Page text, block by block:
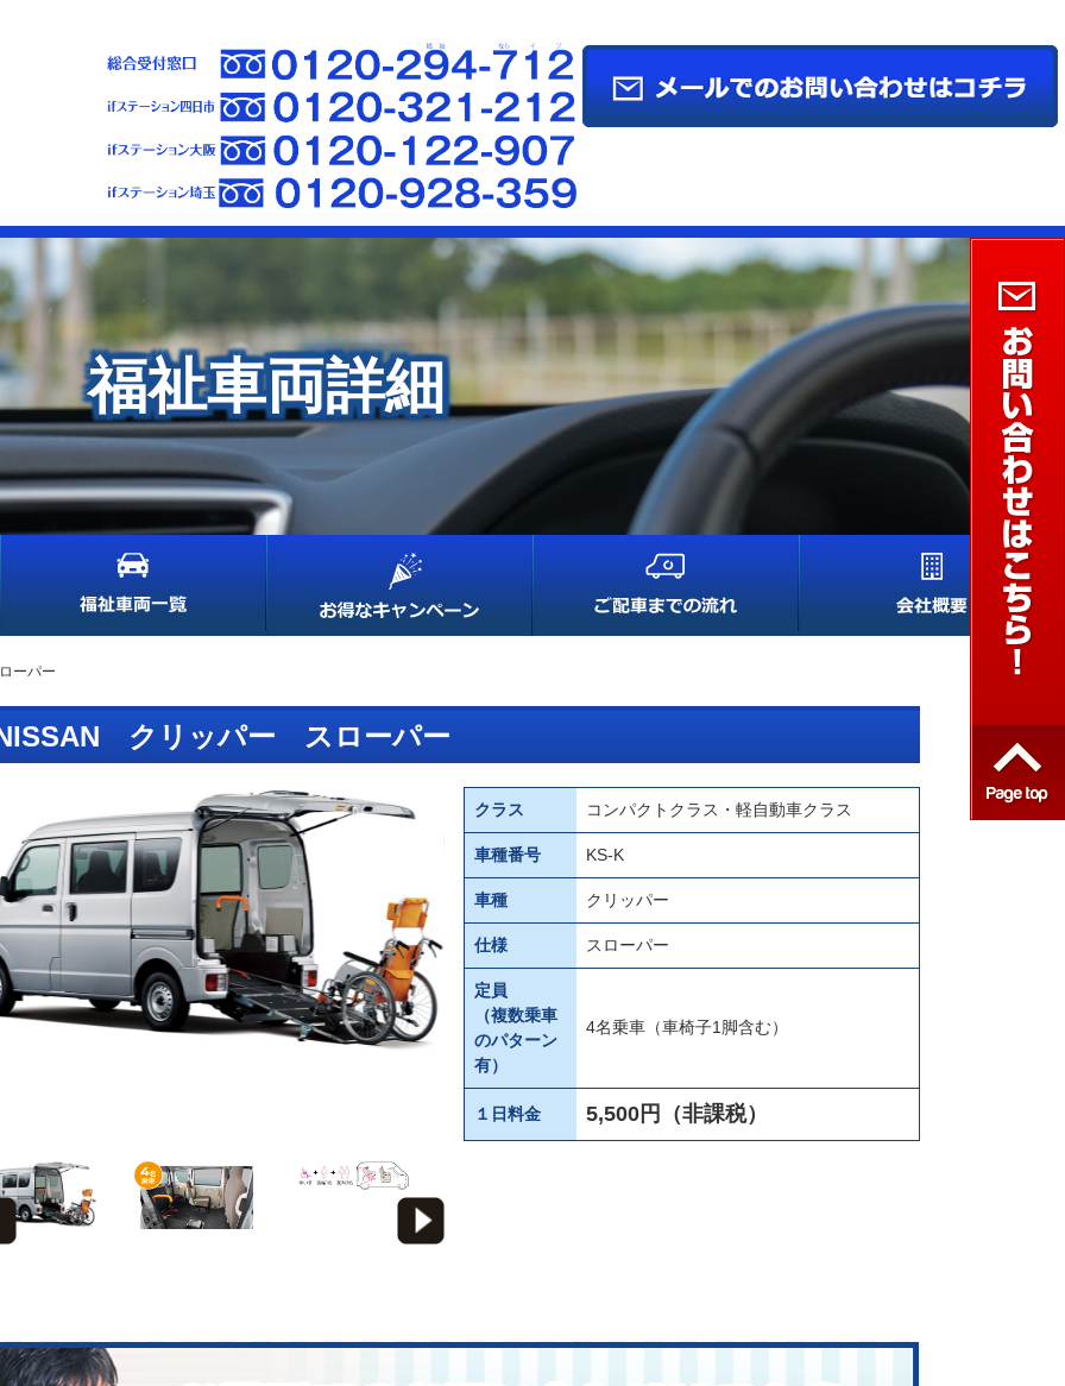
福祉車両詳細
ーパー
クリッパー スローパー
クラス コンパクトクラス・軽自動車クラス
車種番号 KS-K
車種 クリッパー
仕様 スローパー
定員
（複数乗車
のパターン
有）
4名乗車（車椅子1脚含む）
１日料金 5,500円（非課税）